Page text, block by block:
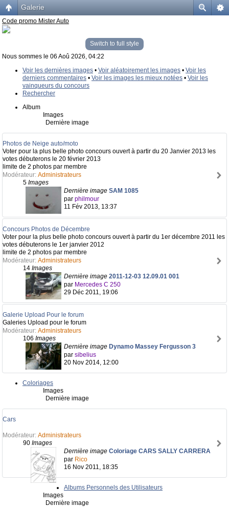
Galerie
Code promo Mister Auto
Switch to full style
Nous sommes le 06 Aoû 2026, 04:22
Voir les dernières images • Voir aléatoirement les images • Voir les
derniers commentaires • Voir les images les mieux notées • Voir les
vainqueurs du concours
Rechercher
Album
Images
Dernière image
Photos de Neige auto/moto
Voter pour la plus belle photo concours ouvert à partir du 20 Janvier 2013 les
votes débuterons le 20 février 2013
limite de 2 photos par membre
Modérateur: Administrateurs
5 Images
Dernière image SAM 1085
par philmour
11 Fév 2013, 13:37
Concours Photos de Décembre
Voter pour la plus belle photo concours ouvert à partir du 1er décembre 2011 les
votes débuterons le 1er janvier 2012
limite de 2 photos par membre
Modérateur: Administrateurs
14 Images
Dernière image 2011-12-03 12.09.01 001
par Mercedes C 250
29 Déc 2011, 19:06
Galerie Upload Pour le forum
Galeries Upload pour le forum
Modérateur: Administrateurs
106 Images
Dernière image Dynamo Massey Fergusson 3
par sibelius
20 Nov 2014, 12:00
Coloriages
Images
Dernière image
Cars
Modérateur: Administrateurs
90 Images
Dernière image Coloriage CARS SALLY CARRERA
par Rico
16 Nov 2011, 18:35
Albums Personnels des Utilisateurs
Images
Dernière image